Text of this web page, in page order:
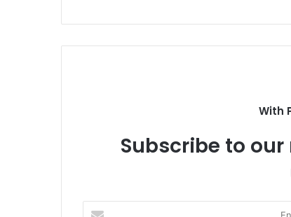
i
With
Subscribe to